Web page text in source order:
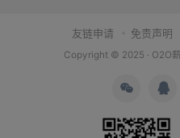
友链申请 免责声明
Copyright © 2025 · O2O